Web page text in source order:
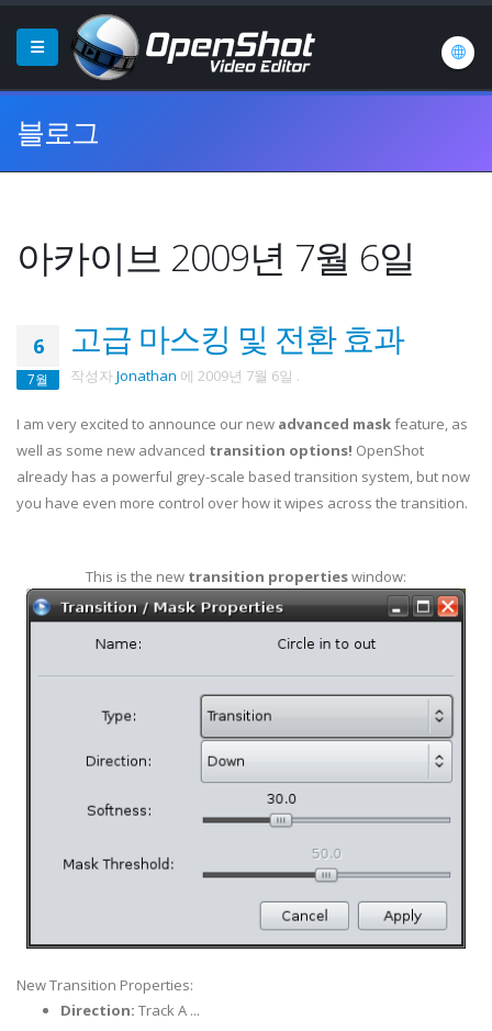
블로그
아카이브 2009년 7월 6일
6
7월
고급 마스킹 및 전환 효과
작성자Jonathan 에 2009년 7월 6일 .
I am very excited to announce our new advanced maskfeature, as
well as some new advanced transition options! OpenShot
already has a powerful grey-scale based transition system, but now
you have even more control over how it wipes across the transition.
This is the new transition propertieswindow:
New Transition Properties:
Direction: Track A ...